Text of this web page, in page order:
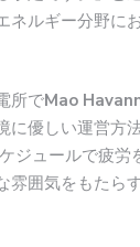
ネルギー分野に
所でMao
に優しい運営方
ュールで疲労
囲気をもたら